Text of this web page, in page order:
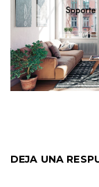
DEJA UNA